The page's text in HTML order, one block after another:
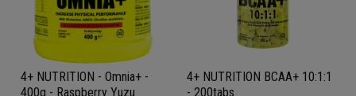
4+ NUTRITION - Omnia+ -
400g - Raspberry Yuzu
4+ NUTRITION BCAA+ 10:1:1
- 200tabs.